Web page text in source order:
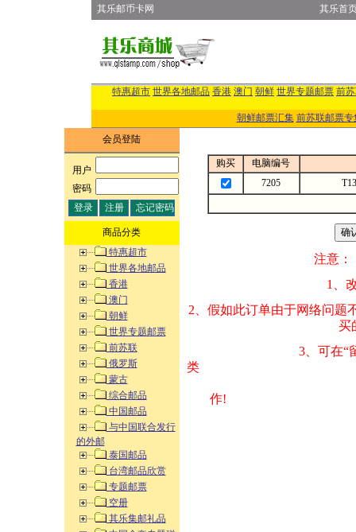
其乐邮币卡网 其乐首
特惠超市 世界各地邮品 香港 澳门 朝鲜 世界专题邮票 前
朝鲜邮票汇集 前苏联邮票专
会员登陆
用户:
密码:
商品分类
特惠超市
世界各地邮品
香港
澳门
朝鲜
世界专题邮票
前苏联
俄罗斯
蒙古
综合邮品
中国邮品
与中国联合发行
的外邮
泰国邮品
台湾邮品欣赏
专题邮票
空册
其乐集邮礼品
购买
电脑编号
7205
注意：
1、改变商品数量
2、假如此订单由
买的邮品的“
3、可在“
类 方式告之
作!